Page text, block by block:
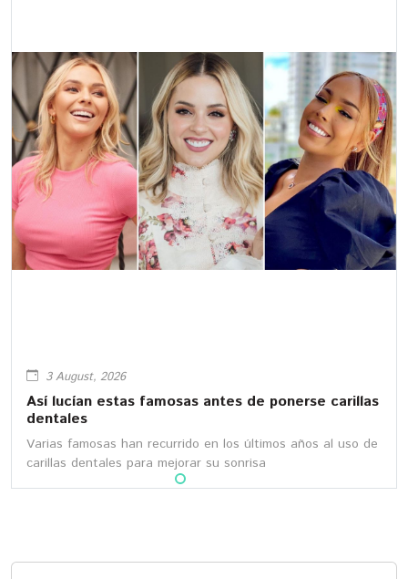
3 August, 2026
Así lucían estas famosas antes de ponerse carillas
dentales
Varias famosas han recurrido en los últimos años al uso de
carillas dentales para mejorar su sonrisa